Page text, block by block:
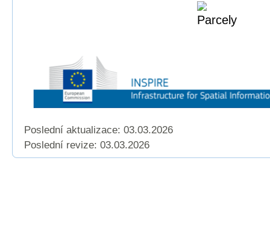
Poslední aktualizace: 03.03.2026
Poslední revize: 03.03.2026